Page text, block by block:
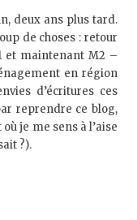
deux ans plus tard.
de choses : retour
et maintenant M2 –
en région
d’écritures ces
reprendre ce blog,
je me sens à l’aise
?).